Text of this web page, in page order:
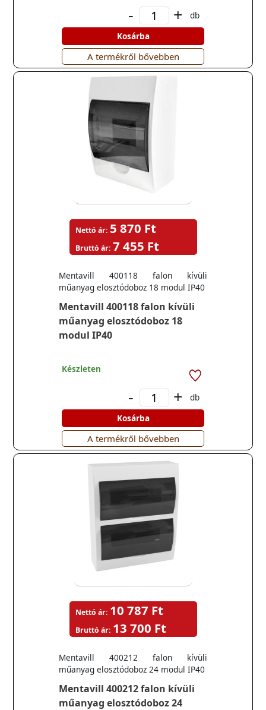
- +
db
Kosárba
A termékről bővebben
Mentavill 400118 falon kívüli
műanyag elosztódoboz 18
modul IP40
Mentavill 400118 falon kívüli
műanyag elosztódoboz 18 modul IP40
Nettó ár: 5 870 Ft
Bruttó ár: 7 455 Ft
Készleten
- +
db
Kosárba
A termékről bővebben
Mentavill 400212 falon kívüli
műanyag elosztódoboz 24
Mentavill 400212 falon kívüli
műanyag elosztódoboz 24 modul IP40
Nettó ár: 10 787 Ft
Bruttó ár: 13 700 Ft